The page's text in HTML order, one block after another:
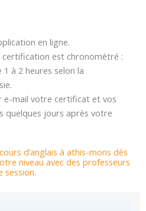
en ligne.
certification est chronométré :
à 2 heures selon la
e-mail votre certificat et vos
quelques jours après votre
d’anglais à athis-mons dès
niveau avec des professeurs
session.